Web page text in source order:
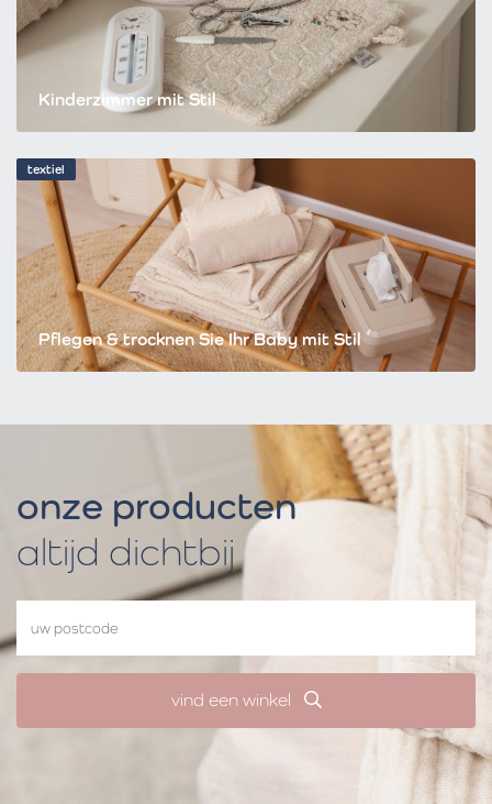
Kinderzimmer mit Stil
textiel
Pflegen & trocknen Sie Ihr Baby mit Stil
onze producten
altijd dichtbij
vind een winkel